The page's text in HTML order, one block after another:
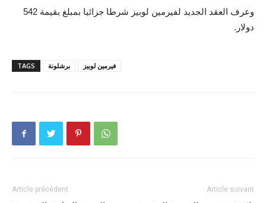
وعرف العقد الجديد لفيرمين لوبيز شرطا جزائيا بمبلغ بقيمة 542
دولار.
TAGS برشلونة فيرمين لوبيز
Article précédent Article suivant